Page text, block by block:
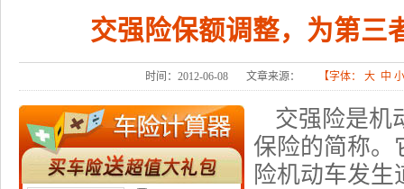
交强险保额调整，为第三
时间：2012-06-08 文章来源： 【字体： 大 中 小
交强险是机
保险的简称。
险机动车发生